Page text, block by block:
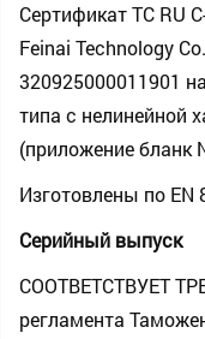
Сертификат ТС RU
Feinai Technology
320925000011901
типа с нелинейной
(приложение бланк
Изготовлены по EN
Серийный выпуск
СООТВЕТСТВУЕТ
регламента